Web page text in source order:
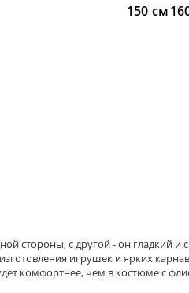
150 см
стороны, с другой - он гладкий
игрушек и ярких
комфортнее, чем в костюме с